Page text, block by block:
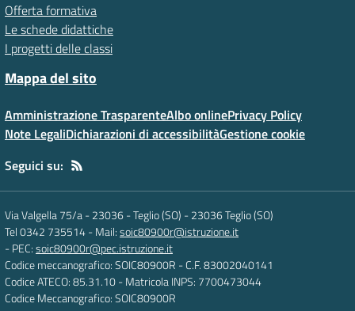
Offerta formativa
Le schede didattiche
I progetti delle classi
Mappa del sito
Amministrazione TrasparenteAlbo onlinePrivacy Policy
Note LegaliDichiarazioni di accessibilitàGestione cookie
Seguici su:
Via Valgella 75/a - 23036 - Teglio (SO) -23036 Teglio (SO)
Tel 0342 735514- Mail:soic80900r@istruzione.it
- PEC:soic80900r@pec.istruzione.it
Codice meccanografico: SOIC80900R - C.F. 83002040141
Codice ATECO: 85.31.10- Matricola INPS: 7700473044
Codice Meccanografico: SOIC80900R